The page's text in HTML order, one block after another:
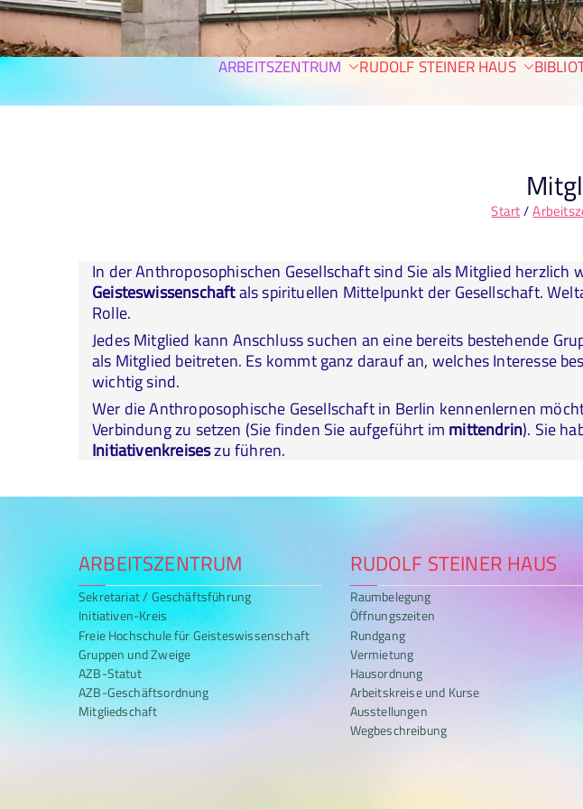
ARBEITSZENTRUM RUDOLF STEINER HAUS
Start
In der Anthroposophischen Gesellschaft sind Sie als Mitglied
Geisteswissenschaftals spirituellen Mittelpunkt der Gesellschaft.
Rolle.
Jedes Mitglied kann Anschluss suchen an eine bereits bestehende
als Mitglied beitreten. Es kommt ganz darauf an, welches Interesse
wichtig sind.
Wer die Anthroposophische Gesellschaft in Berlin kennenlernen
Verbindung zu setzen (Sie finden Sie aufgeführt im mittendrin). Sie
Initiativenkreiseszu führen.
ARBEITSZENTRUM
Sekretariat / Geschäftsführung
Initiativen-Kreis
Freie Hochschule für Geisteswissenschaft
Gruppen und Zweige
AZB-Statut
AZB-Geschäftsordnung
Mitgliedschaft
RUDOLF STEINER HAUS
Raumbelegung
Öffnungszeiten
Rundgang
Vermietung
Hausordnung
Arbeitskreise und Kurse
Ausstellungen
Wegbeschreibung